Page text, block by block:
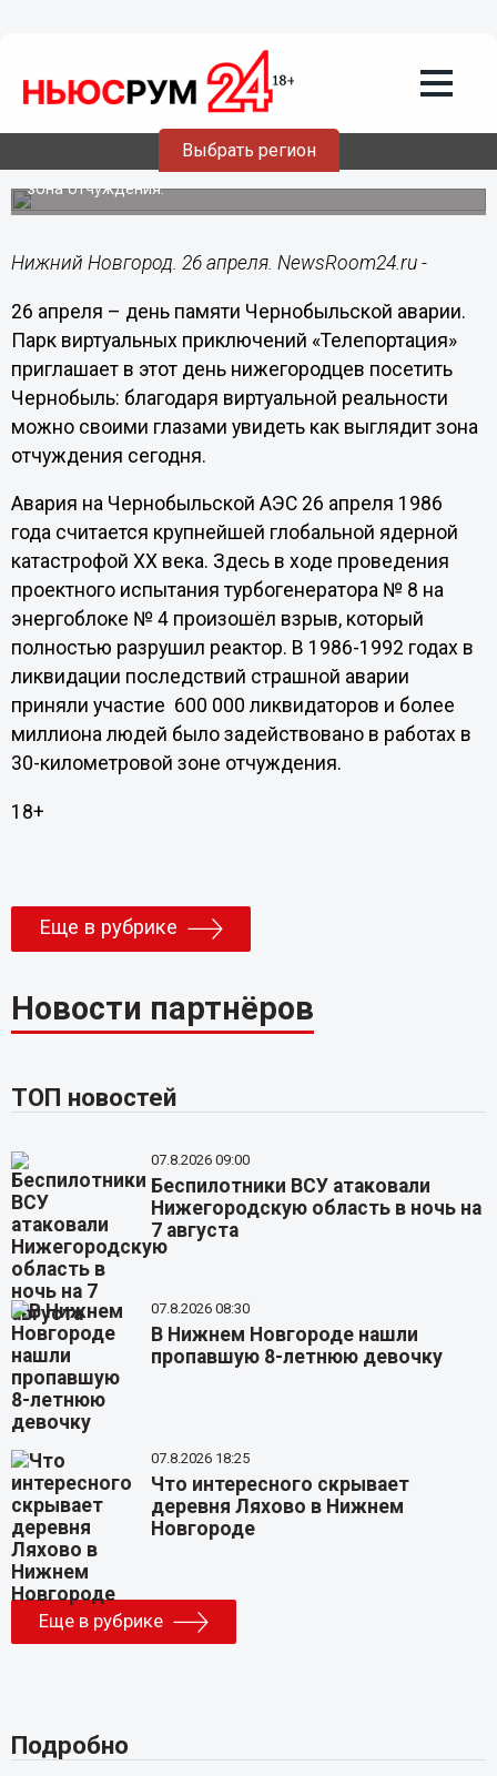
Выбрать регион
26 апреля - день памяти
Чернобыльской аварии в Парке
«Телепортация»
Нижегородцы смогут увидеть, как выглядит сегодня
зона отчуждения.
Нижний Новгород. 26 апреля. NewsRoom24.ru -
26 апреля – день памяти Чернобыльской аварии.
Парк виртуальных приключений «Телепортация»
приглашает в этот день нижегородцев посетить
Чернобыль: благодаря виртуальной реальности
можно своими глазами увидеть как выглядит зона
отчуждения сегодня.
Авария на Чернобыльской АЭС 26 апреля 1986
года считается крупнейшей глобальной ядерной
катастрофой ХХ века. Здесь в ходе проведения
проектного испытания турбогенератора № 8 на
энергоблоке № 4 произошёл взрыв, который
полностью разрушил реактор. В 1986-1992 годах в
ликвидации последствий страшной аварии
приняли участие 600 000 ликвидаторов и более
миллиона людей было задействовано в работах в
30-километровой зоне отчуждения.
18+
Еще в рубрике
Новости партнёров
ТОП новостей
07.8.2026 09:00
Беспилотники ВСУ атаковали
Нижегородскую область в ночь на
7 августа
07.8.2026 08:30
В Нижнем Новгороде нашли
пропавшую 8-летнюю девочку
07.8.2026 18:25
Что интересного скрывает
деревня Ляхово в Нижнем
Новгороде
Еще в рубрике
Подробно